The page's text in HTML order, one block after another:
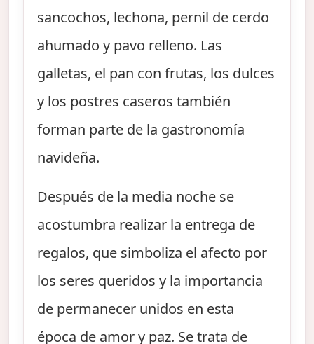
sancochos, lechona, pernil de cerdo
ahumado y pavo relleno. Las
galletas, el pan con frutas, los dulces
y los postres caseros también
forman parte de la gastronomía
navideña.
Después de la media noche se
acostumbra realizar la entrega de
regalos, que simboliza el afecto por
los seres queridos y la importancia
de permanecer unidos en esta
época de amor y paz. Se trata de